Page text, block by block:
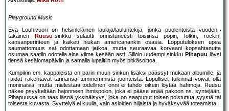
Playground Music
Eva Louhivuori on helsinkiläinen laulaja/lauluntekijä, jonka puolentoista vuoden
takainen
Ruusu-sinkku sulautti onnistuneesti toisiinsa popin, folkin, rockin,
kansanperinteen ja kaiketi hiukan americanankin osasia. Lopputuloksen upea
saumattomuus sai odottamaan jatkoa, mutta seuraavaa korvaani kopsahtanutta
osumaa saatiin odotella aina viime kesään asti. Silloin uudempi sinkku Pihapuu löysi
tiensä kesälomapäiviin ja samalla lupailtiin myös pitkäsoittoa.
Kumpikin em. kappaleista on parin muun sinkun lisäksi päässyt mukaan albumille, ja
raidat rakentavat tarinansa tummemmista juonteista. Lopulliset tulkinnat voivat olla
moninaisia, mutta mielestäni todellinen onni ei tahdo oikein löytää hahmoja. Ruusu
näkee psyykeltään hajonneen ihmispolon, joka ei pääse enää pakoon ns. syntejään.
Pihapuussa on taas läsnä yksinäisyys, joka on saapunut toisen poistuttua syystä tai
toisesta kuvasta. Syyttelyä ei kuulla, vain asioiden hiljaista ja hyväksyvää toteamista.